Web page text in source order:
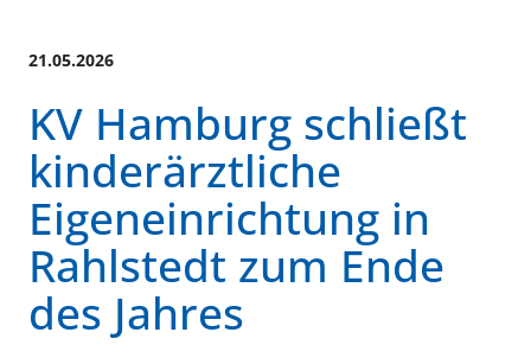
21.05.2026
KV Hamburg schließt
kinderärztliche
Eigeneinrichtung in
Rahlstedt zum Ende
des Jahres